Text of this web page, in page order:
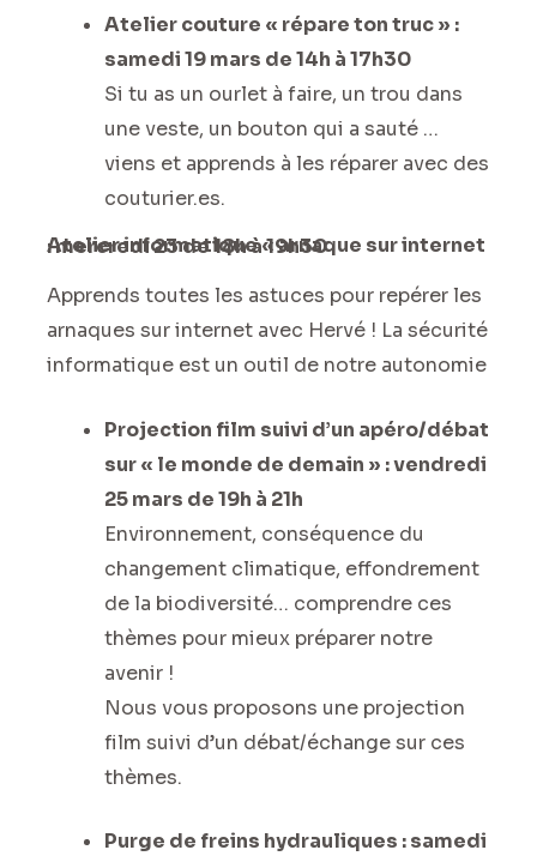
Atelier couture « répare ton truc » :
samedi 19 mars de 14h à 17h30
Si tu as un ourlet à faire, un trou dans
une veste, un bouton qui a sauté …
viens et apprends à les réparer avec des
couturier.es.
Atelier informatique « arnaque sur internet : mercredi 23 de 18h à 19h30
Apprends toutes les astuces pour repérer les
arnaques sur internet avec Hervé ! La sécurité
informatique est un outil de notre autonomie
Projection film suivi d’un apéro/débat
sur « le monde de demain » : vendredi
25 mars de 19h à 21h
Environnement, conséquence du
changement climatique, effondrement
de la biodiversité… comprendre ces
thèmes pour mieux préparer notre
avenir !
Nous vous proposons une projection
film suivi d’un débat/échange sur ces
thèmes.
Purge de freins hydrauliques : samedi